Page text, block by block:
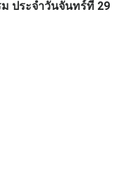
ประจำวันจันทร์ที่ 29